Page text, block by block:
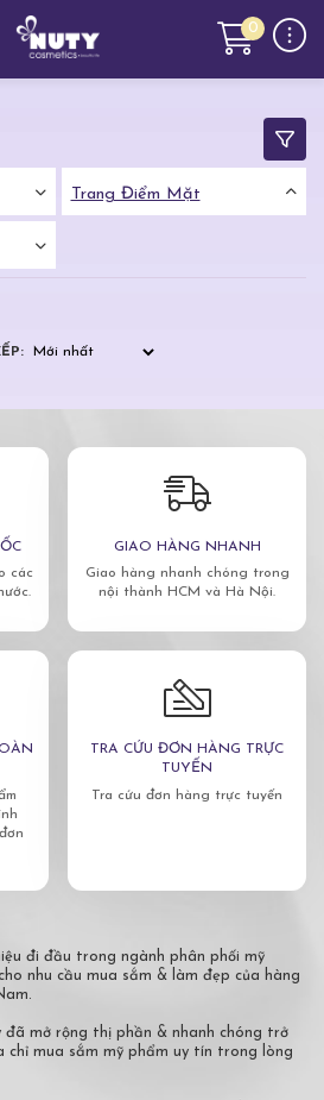
0
Trang Điểm Mặt
các
GIAO HÀNG NHANH
Giao hàng nhanh chóng trong
nội thành HCM và Hà Nội.
TRA CỨU ĐƠN HÀNG TRỰC
TUYẾN
Tra cứu đơn hàng trực tuyến
đi đầu trong ngành phân phối mỹ
nhu cầu mua sắm & làm đẹp của hàng
mở rộng thị phần & nhanh chóng trở
mua sắm mỹ phẩm uy tín trong lòng